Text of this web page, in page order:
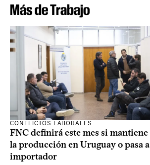
Más de Trabajo
CONFLICTOS LABORALES
FNC definirá este mes si mantiene
la producción en Uruguay o pasa a
importador